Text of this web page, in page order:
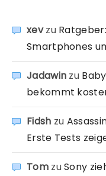
xevzu
Smartphones
Jadawin zu
bekommt
Fidsh zu
Erste Tests
TomzuSony